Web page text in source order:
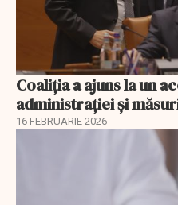
Coaliția a ajuns la un
administrației și
16 FEBRUARIE 2026